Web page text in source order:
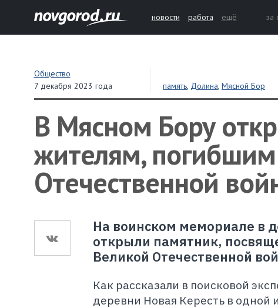
новости работа ещё за
Общество
7 декабря 2023 года
память, Долина,Мясной Бор
В Мясном Бору
жителям,
Отечественной
На воинском мемориале в
открыли памятник,
Великой Отечественной
Как рассказали в поисковой
деревни Новая Кересть в одной